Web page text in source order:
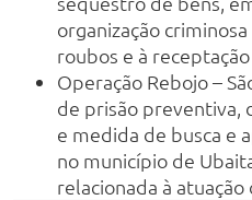
organização
roubos e à
Operação Rebojo –
de prisão preventiva,
e medida de busca e
no município de
relacionada à